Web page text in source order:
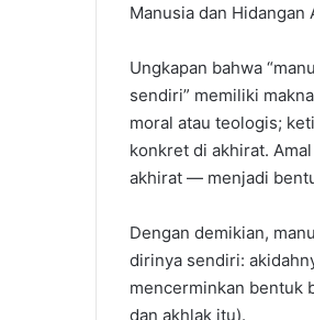
Manusia dan Hidangan
Ungkapan bahwa
sendiri” memiliki
moral atau teologis;
konkret di akhirat.
akhirat — menjadi
Dengan demikian,
dirinya sendiri:
mencerminkan bentuk
dan akhlak itu).